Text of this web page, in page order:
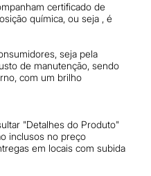
certificado de
química, ou seja , é
seja pela
de manutenção, sendo
com um brilho
"Detalhes do Produto"
inclusos no preço
em locais com subida